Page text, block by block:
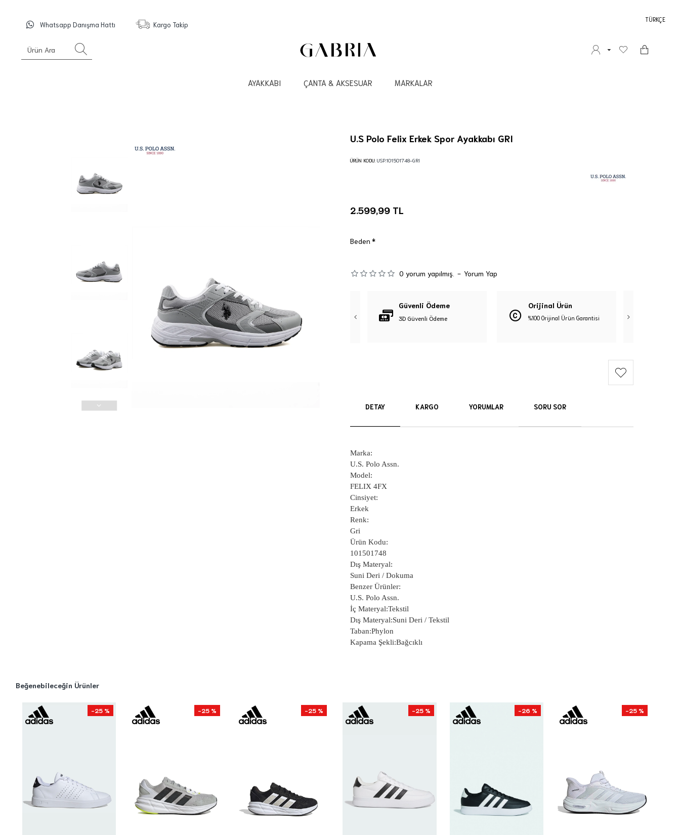
Whatsapp Danışma Hattı Kargo Takip
TÜRKÇE
AYAKKABI ÇANTA & AKSESUAR MARKALAR
U.S Polo Felix Erkek Spor Ayakkabı GRI
0 yorum yapılmış. - Yorum Yap
2.599,99 TL
ÜRÜN KODU: USP.101501748-GRI
Beden
Güvenli Ödeme
3D Güvenli Ödeme
Orijinal Ürün
%100 Orijinal Ürün Garantisi
Güvenli Ödeme
3D Güvenli Ödeme
Orijinal Ürün
%100 Orijinal Ürün Garantisi
DETAY KARGO YORUMLAR SORU SOR
Marka:
U.S. Polo Assn.
Model:
FELIX 4FX
Cinsiyet:
Erkek
Renk:
Gri
Ürün Kodu:
101501748
Dış Materyal:
Suni Deri / Dokuma
Benzer Ürünler:
U.S. Polo Assn.
İç Materyal:Tekstil
Dış Materyal:Suni Deri / Tekstil
Taban:Phylon
Kapama Şekli:Bağcıklı
Beğenebileceğin Ürünler
-25 % -25 % -25 % -25 % -26 % -25 %